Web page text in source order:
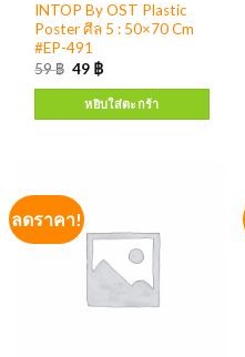
INTOP By OST Plastic
Poster ศีล 5 : 50×70 Cm
#EP-491
59฿ 49 ฿
หยิบใส่ตะกร้า
ลดราคา!